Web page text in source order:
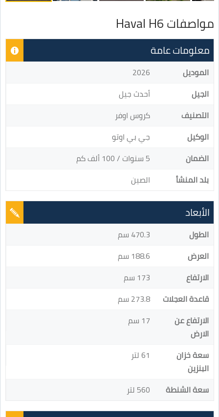
مواصفات Haval H6
معلومات عامة
الموديل
2026
الجيل
أحدث جيل
التصنيف
كروس اوفر
الوكيل
جي بي اوتو
الضمان
5 سنوات / 100 ألف كم
بلد المنشأ
الصين
الأبعاد
الطول
470.3 سم
العرض
188.6 سم
الارتفاع
173 سم
قاعدة العجلات
273.8 سم
الارتفاع عن
الارض
17 سم
سعة خزان
البنزين
61 لتر
سعة الشنطة 560 لتر